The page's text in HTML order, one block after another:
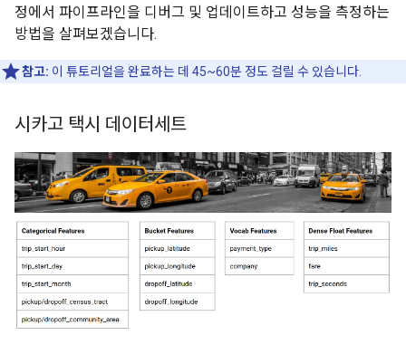
정에서 파이프라인을 디버그 및 업데이트하고 성능을 측정하는
방법을 살펴보겠습니다.
참고: 이 튜토리얼을 완료하는 데 45~60분 정도 걸릴 수 있습니다.
시카고 택시 데이터세트